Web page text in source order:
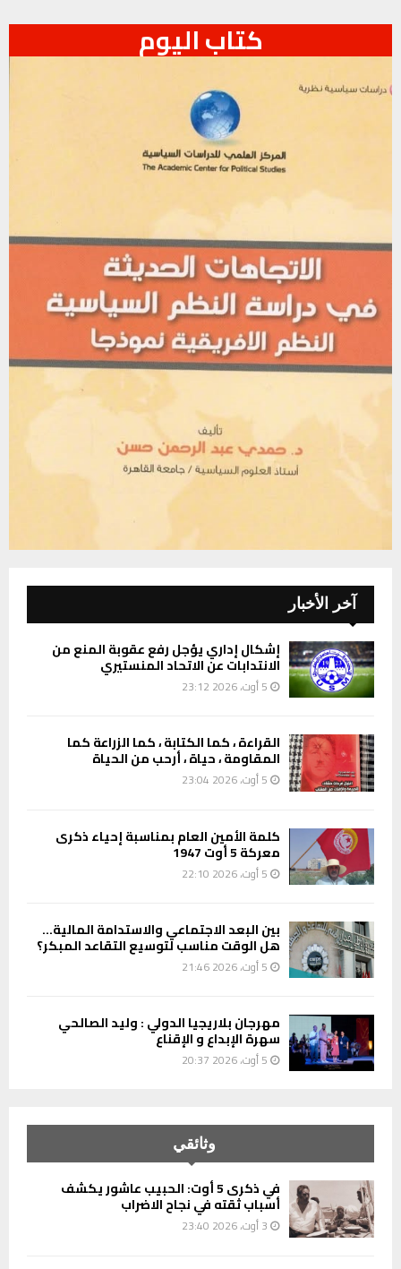
كتاب اليوم
آخر الأخبار
إشكال إداري يؤجل رفع عقوبة المنع من
الانتدابات عن الاتحاد المنستيري
5 أوت، 2026 23:12
القراءة ، كما الكتابة ، كما الزراعة كما
المقاومة ، حياة ، أرحب من الحياة
5 أوت، 2026 23:04
كلمة الأمين العام بمناسبة إحياء ذكرى
معركة 5 أوت 1947
5 أوت، 2026 22:10
بين البعد الاجتماعي والاستدامة المالية…
هل الوقت مناسب لتوسيع التقاعد المبكر؟
5 أوت، 2026 21:46
مهرجان بلاريجيا الدولي : وليد الصالحي
سهرة الإبداع و الإقناع
5 أوت، 2026 20:37
وثائقي
في ذكرى 5 أوت: الحبيب عاشور يكشف
أسباب ثقته في نجاح الاضراب
3 أوت، 2026 23:40